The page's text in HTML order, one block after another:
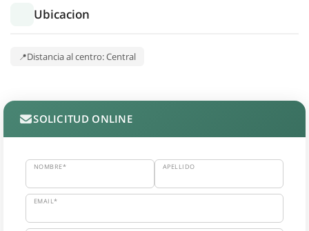
Ubicacion
Distancia al centro: Central
SOLICITUD ONLINE
NOMBRE* APELLIDO
EMAIL*